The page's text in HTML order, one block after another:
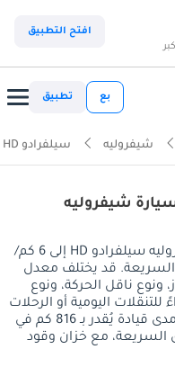
افتح التطبيق
بع تطبيق
شيفروليه سيلفرادو HD
شيفروليه
يصل معدل استهلاك الوقود في شيفروليه سيلفرادو HD إلى 6 كم/
على الطرق السريعة. قد يختلف معدل
ونوع ناقل الحركة، ونوع
اليومية أو الرحلات
الطويلة، توفر شيفروليه سيلفرادو HD مدى قيادة يُقدر بـ 816 كم في
كم على الطرق السريعة، مع خزان وقود